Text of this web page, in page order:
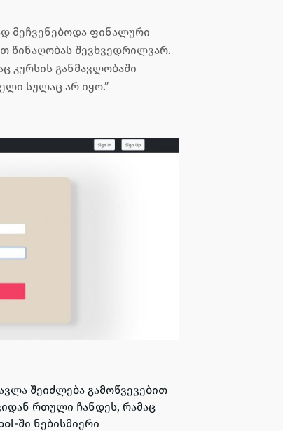
მეჩვენებოდა ფინალური
წინაღობას შევხვედრილვარ.
კურსის განმავლობაში
სულაც არ იყო.”
შეიძლება გამოწვევებით
რთული ჩანდეს, რამაც
ში ნებისმიერი